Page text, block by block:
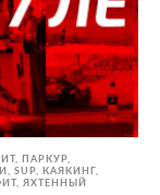
ПАРКУР,
SUP
КАЯКИНГ
ЯХТЕННЫЙ